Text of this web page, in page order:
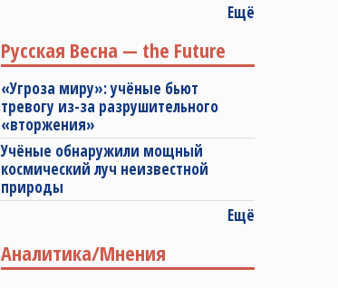
Ещё
Русская Весна — the Future
«Угроза миру»: учёные бьют
тревогу из-за разрушительного
«вторжения»
Учёные обнаружили мощный
космический луч неизвестной
природы
Ещё
Аналитика/Мнения